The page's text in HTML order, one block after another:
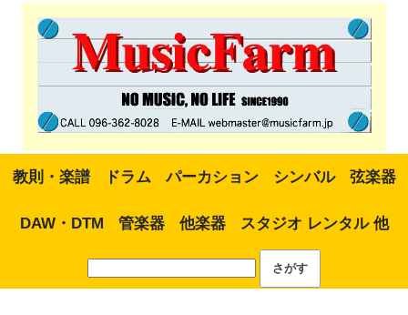
教則・楽譜 ドラム パーカション シンバル 弦楽器
DAW・DTM 管楽器 他楽器 スタジオ レンタル 他